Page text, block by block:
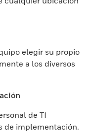
elegir su propio
a los diversos
de TI
de implementación.